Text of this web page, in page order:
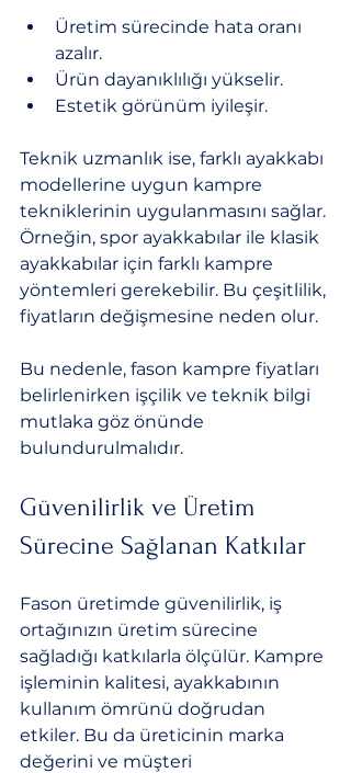
Üretim sürecinde hata oranı
azalır.
Ürün dayanıklılığı yükselir.
Estetik görünüm iyileşir.
Teknik uzmanlık ise, farklı ayakkabı
modellerine uygun kampre
tekniklerinin uygulanmasını sağlar.
Örneğin, spor ayakkabılar ile klasik
ayakkabılar için farklı kampre
yöntemleri gerekebilir. Bu çeşitlilik,
fiyatların değişmesine neden olur.
Bu nedenle, fason kampre fiyatları
belirlenirken işçilik ve teknik bilgi
mutlaka göz önünde
bulundurulmalıdır.
Güvenilirlik ve Üretim
Sürecine Sağlanan Katkılar
Fason üretimde güvenilirlik, iş
ortağınızın üretim sürecine
sağladığı katkılarla ölçülür. Kampre
işleminin kalitesi, ayakkabının
kullanım ömrünü doğrudan
etkiler. Bu da üreticinin marka
değerini ve müşteri